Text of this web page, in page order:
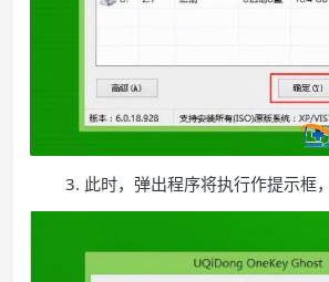
3. 此时，弹出程序将执行作提示框